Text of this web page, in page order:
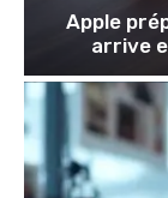
Apple
arrive